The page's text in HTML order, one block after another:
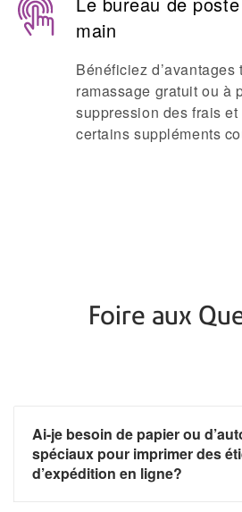
main
Bénéficiez d’avantages
ramassage gratuit ou à
suppression des frais et
certains suppléments
Foire aux
Ai-je besoin de papier ou
spéciaux pour imprimer des
d’expédition en ligne?